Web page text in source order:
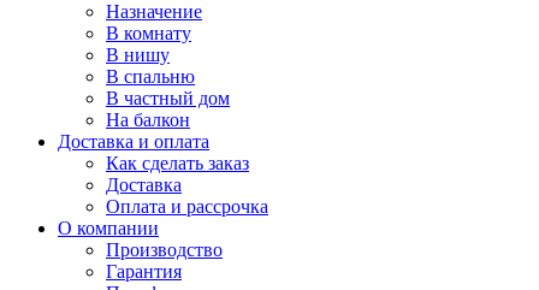
Назначение
В комнату
В нишу
В спальню
В частный дом
На балкон
Доставка и оплата
Как сделать заказ
Доставка
Оплата и рассрочка
О компании
Производство
Гарантия